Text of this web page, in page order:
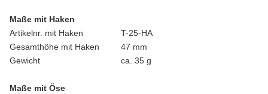
Maße mit Haken
Artikelnr. mit Haken
T-25-HA
Gesamthöhe mit Haken
47 mm
Gewicht
ca. 35 g
Maße mit Öse